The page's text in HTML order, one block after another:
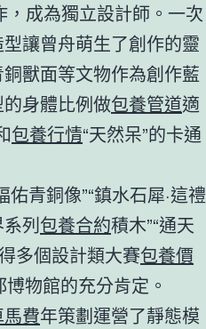
，成為獨立設計師。一次
讓曾舟萌生了創作的靈
獸面等文物作為創作藍
身體比例做包養管道適
包養行情“天然呆”的卡通
佑青銅像”“鎮水石犀·這禮
列包養合約積木”“通天
多個設計類大賽包養價
物館的充分肯定。
費年策劃運營了靜態模